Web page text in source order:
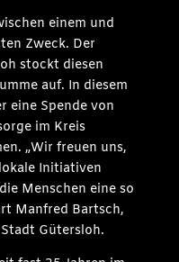
einem und
Zweck. Der
stockt diesen
auf. In diesem
eine Spende von
im Kreis
„Wir freuen uns,
Initiativen
Menschen eine so
Manfred Bartsch,
Gütersloh.